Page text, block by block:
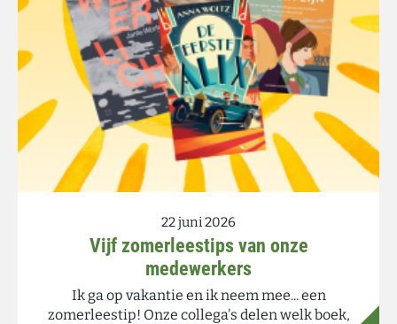
22 juni 2026
Vijf zomerleestips van onze
medewerkers
Ik ga op vakantie en ik neem mee... een
zomerleestip! Onze collega's delen welk boek,